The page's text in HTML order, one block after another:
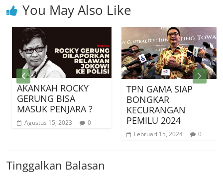
You May Also Like
AKANKAH ROCKY
GERUNG BISA
MASUK PENJARA ?
Agustus 15, 2023 0
TPN GAMA SIAP
BONGKAR
KECURANGAN
PEMILU 2024
Februari 15, 2024 0
Tinggalkan Balasan